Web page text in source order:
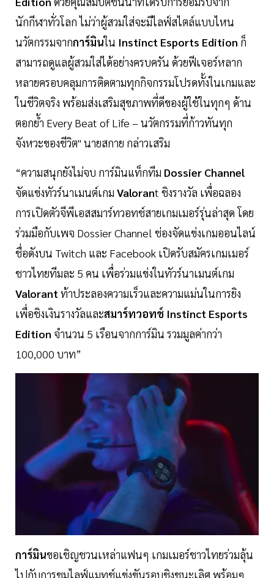
นักกีฬาทั่วโลก ไม่ว่าผู้สวมใส่จะมีไลฟ์สไตล์แบบไหน
นวัตกรรมจากการ์มินใน Instinct Esports Edition ก็
สามารถดูแลผู้สวมใส่ได้อย่างครบครัน ด้วยฟีเจอร์หลาก
หลายครอบคลุมการติดตามทุกกิจกรรมโปรดทั้งในเกมและ
ในชีวิตจริง พร้อมส่งเสริมสุขภาพที่ดีของผู้ใช้ในทุกๆ ด้าน
ตอกย้ำ Every Beat of Life – นวัตกรรมที่ก้าวทันทุก
จังหวะของชีวิต" นายสกาย กล่าวเสริม
“ความสนุกยังไม่จบ การ์มินแท็กทีม Dossier Channel
จัดแข่งทัวร์นาเมนต์เกม Valorant ชิงรางวัล เพื่อฉลอง
การเปิดตัวจีพีเอสสมาร์ทวอทช์สายเกมเมอร์รุ่นล่าสุด โดย
ร่วมมือกับเพจ Dossier Channel ช่องจัดแข่งเกมออนไลน์
ชื่อดังบน Twitch และ Facebook เปิดรับสมัครเกมเมอร์
ชาวไทยทีมละ 5 คน เพื่อร่วมแข่งในทัวร์นาเมนต์เกม
Valorant ท้าประลองความเร็วและความแม่นในการยิง
เพื่อชิงเงินรางวัลและสมาร์ทวอทช์ Instinct Esports
Edition จำนวน 5 เรือนจากการ์มิน รวมมูลค่ากว่า
100,000 บาท”
การ์มินขอเชิญชวนเหล่าแฟนๆ เกมเมอร์ชาวไทยร่วมลุ้น
ไปกับการชมไลฟ์แมทช์แข่งขันรอบชิงชนะเลิศ พร้อมๆ